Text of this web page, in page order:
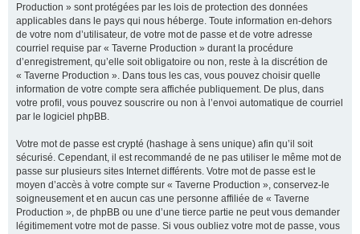
Production » sont protégées par les lois de protection des données
applicables dans le pays qui nous héberge. Toute information en-dehors
de votre nom d’utilisateur, de votre mot de passe et de votre adresse
courriel requise par « Taverne Production » durant la procédure
d’enregistrement, qu’elle soit obligatoire ou non, reste à la discrétion de
« Taverne Production ». Dans tous les cas, vous pouvez choisir quelle
information de votre compte sera affichée publiquement. De plus, dans
votre profil, vous pouvez souscrire ou non à l’envoi automatique de courriel
par le logiciel phpBB.
Votre mot de passe est crypté (hashage à sens unique) afin qu’il soit
sécurisé. Cependant, il est recommandé de ne pas utiliser le même mot de
passe sur plusieurs sites Internet différents. Votre mot de passe est le
moyen d’accès à votre compte sur « Taverne Production », conservez-le
soigneusement et en aucun cas une personne affiliée de « Taverne
Production », de phpBB ou une d’une tierce partie ne peut vous demander
légitimement votre mot de passe. Si vous oubliez votre mot de passe, vous